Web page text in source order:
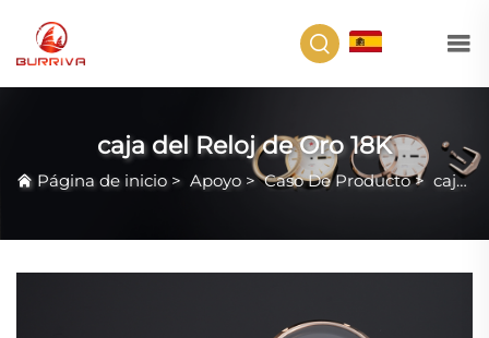
caja del Reloj de Oro 18K
Página de inicio > Apoyo >Caso De Producto> caja del Reloj de Oro 18K